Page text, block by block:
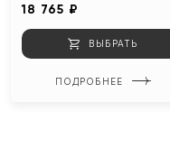
18 765 ₽
ВЫБРАТЬ
ПОДРОБНЕЕ